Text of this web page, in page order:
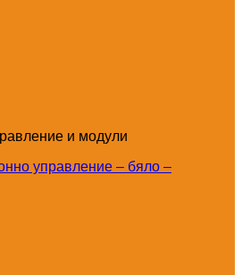
и модули
управление – бяло –